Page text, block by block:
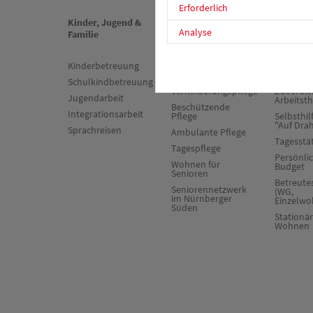
Kinder, Jugend &
Familie
Kinderbetreuung
Schulkindbetreuung
Jugendarbeit
Integrationsarbeit
Sprachreisen
Senioren &
Pflege
Verhinderungspflege
Beschützende
Pflege
Ambulante Pflege
Tagespflege
Wohnen für
Senioren
Seniorennetzwerk
im Nürnberger
Süden
"Auf
Budget
(WG,
Wohnen
Erforderlich
Analyse